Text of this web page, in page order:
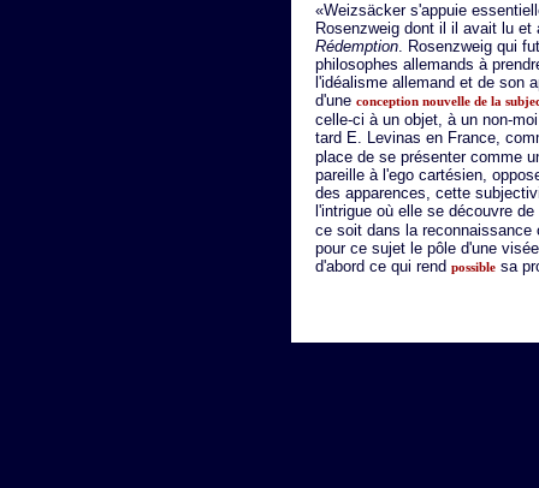
«Weizsäcker s'appuie
Rosenzweig dont il il avait lu
Rédemption. Rosenzweig qui
philosophes allemands à
l'idéalisme allemand et de son
d'une conception nouvelle de la
celle-ci à un objet, à un non-
tard E. Levinas en France,
place de se présenter comme
pareille à l'ego cartésien,
des apparences, cette
l'intrigue où elle se découvre
ce soit dans la reconnaissance
pour ce sujet le pôle d'une
d'abord ce qui rend possible sa